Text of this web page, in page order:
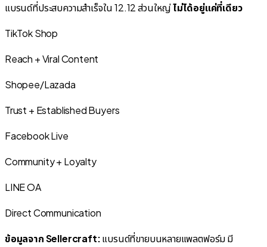
แบรนด์ที่ประสบความสำเร็จใน 12.12 ส่วนใหญ่ไม่ได้อยู่แค่ที่เดียว
TikTok Shop
Reach + Viral Content
Shopee/Lazada
Trust + Established Buyers
Facebook Live
Community + Loyalty
LINE OA
Direct Communication
ข้อมูลจาก Sellercraft:แบรนด์ที่ขายบนหลายแพลตฟอร์ม มี